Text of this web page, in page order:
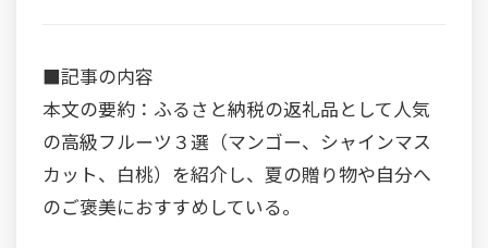
■記事の内容
本文の要約：ふるさと納税の返礼品として人気
の高級フルーツ３選（マンゴー、シャインマス
カット、白桃）を紹介し、夏の贈り物や自分へ
のご褒美におすすめしている。